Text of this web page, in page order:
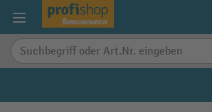
springen